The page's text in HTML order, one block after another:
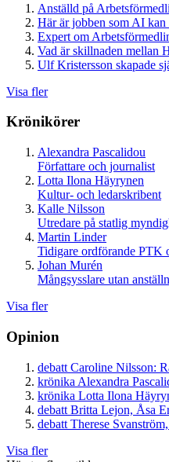
Anställd på
Här är jobben som AI
Expert om
Vad är skillnaden mellan
Ulf Kristersson skapade
Visa fler
Krönikörer
Alexandra Pascalidou
Författare och journalist
Lotta Ilona Häyrynen
Kultur- och ledarskribent
Kalle Nilsson
Utredare på statlig
Martin Linder
Tidigare ordförande PTK
Johan Murén
Mångsysslare utan
Visa fler
Opinion
debatt Caroline Nilsson:
krönika Alexandra
krönika Lotta Ilona
debatt Britta Lejon, Åsa
debatt Therese
Visa fler